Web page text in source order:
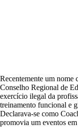
Recentemente um nome
Conselho Regional de
exercício ilegal da
treinamento funcional e
Declarava-se como
promovia um eventos